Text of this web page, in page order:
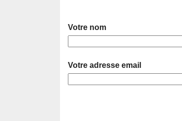
Votre nom
Votre adresse email